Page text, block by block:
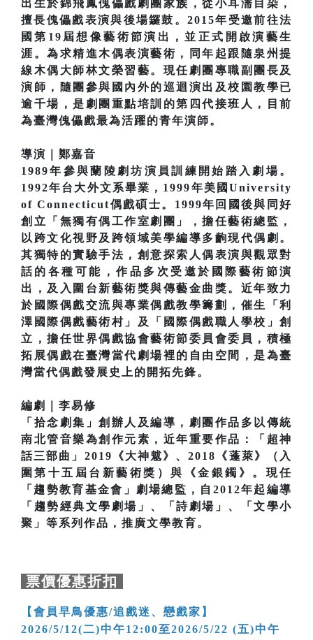
出生於錦飛鳳傀儡戲劇團家族，從小耳濡目染，
擅長傀儡戲表演與後場鑼鼓。2015年受邀前往法
國第19屆想像藝術節演出，並正式開啟演藝生
涯。為求精進木偶表演藝術，同年起跟隨泉州提
線木偶大師林文榮習藝。現任劇團專職副團長及
演師，隨團參與國內外的巡迴演出及校園教學已
逾千場，是劇團重點培訓的第四代接班人，目前
為臺灣傀儡戲最為活躍的青年演師。
導演｜鄭嘉音
1989年參與蘭陵劇坊演員訓練開始踏入劇場。
1992年台大外文系畢業，1999年美國University
of Connecticut偶戲碩士。1999年回國後與同好
創立「無獨有偶工作室劇團」，擔任藝術總監，
以跨文化視野及跨領域美學編導多齣現代偶劇。
其獨特的實驗手法，創意探索人偶表演與觀眾對
話的各種可能，作品多次受邀於國際藝術節演
出，及入圍台新藝術獎與傳藝金曲獎。近年致力
於國際偶戲交流與專業偶戲教學籌劃，催生「利
澤國際偶戲藝術村」及「國際偶戲職人學校」創
立，擔任世界偶戲協會藝術節委員會委員，積極
拓展偶戲在臺灣當代劇場裡的自由空間，是為臺
灣當代偶戲發展史上的開拓先鋒。
編劇｜李易修
「拾念劇集」創辦人及編導，劇團作品多以傳統
南北管音樂為創作元素，近年重要作品：「超神
話三部曲」2019《大神魃》、2018《蓬萊》（入
圍第十五屆台新藝術獎）與《金銀鐲》。現任
「趨勢教育基金會」劇場總監，自2012年起編導
「趨勢經典文學劇場」、「詩劇場」、「文學小
聚」等系列作品，推廣文學教育。
票價優惠折扣
【會員早鳥優惠/追戲迷、戀戲家】
2026/5/12(二)中午12:00至2026/5/22 (五)中午